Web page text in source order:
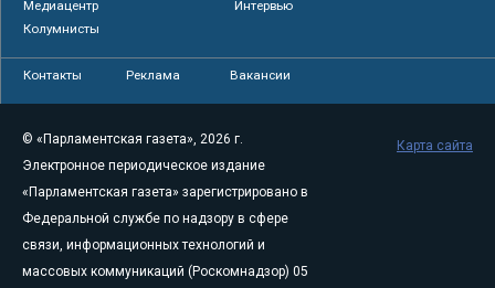
Медиацентр
Интервью
Колумнисты
Контакты Реклама Вакансии
© «Парламентская газета», 2026 г.
Электронное периодическое издание
«Парламентская газета» зарегистрировано в
Федеральной службе по надзору в сфере
связи, информационных технологий и
массовых коммуникаций (Роскомнадзор) 05
Карта сайта